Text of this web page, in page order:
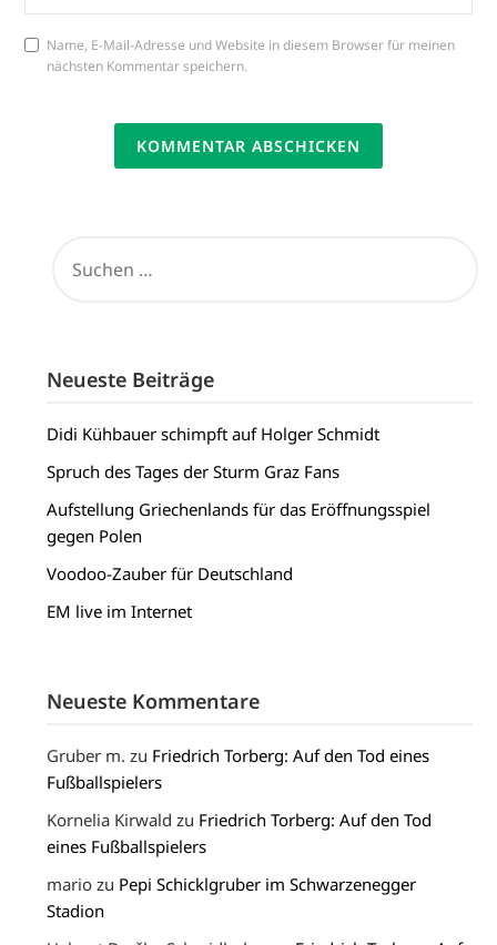
Name, E-Mail-Adresse und Website in diesem Browser für meinen
nächsten Kommentar speichern.
NACH:
Neueste Beiträge
Didi Kühbauer schimpft auf Holger Schmidt
Spruch des Tages der Sturm Graz Fans
Aufstellung Griechenlands für das Eröffnungsspiel
gegen Polen
Voodoo-Zauber für Deutschland
EM live im Internet
Neueste Kommentare
Gruber m. zu Friedrich Torberg: Auf den Tod eines
Fußballspielers
Kornelia Kirwald zu Friedrich Torberg: Auf den Tod
eines Fußballspielers
mario zu Pepi Schicklgruber im Schwarzenegger
Stadion